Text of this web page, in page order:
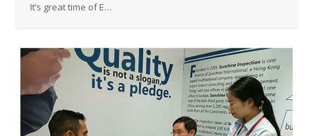
It’s great time of E…